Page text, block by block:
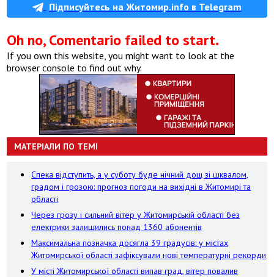
Підписуйтесь на Житомир.info в Telegram
Oh no, Comentario failed to start.
If you own this website, you might want to look at the
browser console to find out why.
МАТЕРІАЛИ ПО ТЕМІ
Спека відступить, а у суботу буде нічний дощ зі шквалом,
градом і грозою: прогноз погоди на вихідні в Житомирі та
області
Через грозу і сильний вітер у Житомирській області без
електрики залишились понад 1360 абонентів
Максимальна позначка досягла 39 градусів: у містах
Житомирської області зафіксували нові температурні рекорди
У місті Житомирської області випав град, вітер повалив